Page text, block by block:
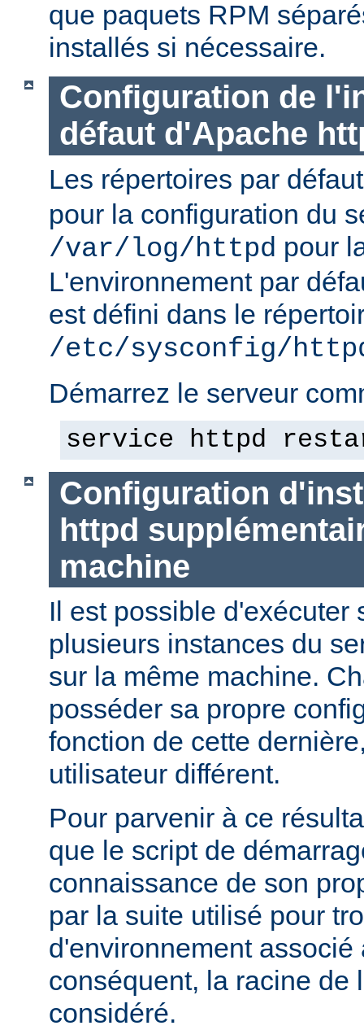
que paquets RPM
installés si nécessaire.
Configuration de
défaut d'Apache
Les répertoires par
pour la configuration du
/var/log/httpd pour
L'environnement par
est défini dans le
/etc/sysconfig/
Démarrez le serveur
service httpd
Configuration
httpd
machine
Il est possible d'exécuter
plusieurs instances du
sur la même machine.
posséder sa propre
fonction de cette
utilisateur différent.
Pour parvenir à ce
que le script de
connaissance de son
par la suite utilisé pour
d'environnement associé
conséquent, la racine de
considéré.